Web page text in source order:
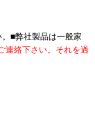
。■弊社製品は一般家
連絡下さい。それを過